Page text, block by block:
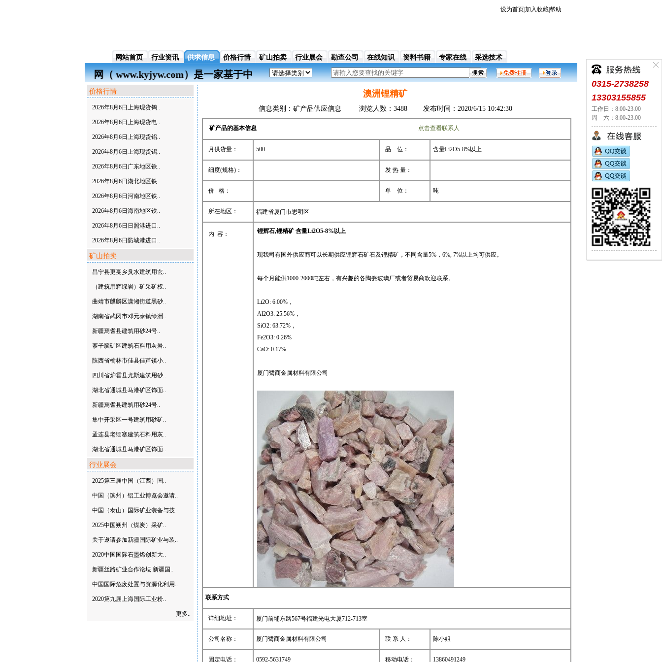
设为首页加入收藏帮助
网站首页 行业资讯 供求信息 价格行情 矿山拍卖 行业展会 勘查公司 在线知识 资料书籍 专家在线 采选技术
矿业交易网（ www.kyjyw.com）是一家基于中国矿业交易、买卖行业的门户网站，它面向各地拥有矿业和对矿业感兴趣的用户，提供了信息
价格行情
2026年8月6日上海现货钨..
2026年8月6日上海现货电..
2026年8月6日上海现货铝..
2026年8月6日上海现货锡..
2026年8月6日广东地区铁..
2026年8月6日湖北地区铁..
2026年8月6日河南地区铁..
2026年8月6日海南地区铁..
2026年8月6日日照港进口..
2026年8月6日防城港进口..
矿山拍卖
昌宁县更戛乡臭水建筑用玄..
（建筑用辉绿岩）矿采矿权..
曲靖市麒麟区潇湘街道黑砂..
湖南省武冈市邓元泰镇绿洲..
新疆焉耆县建筑用砂24号..
寨子脑矿区建筑石料用灰岩..
陕西省榆林市佳县佳芦镇小..
四川省炉霍县尤斯建筑用砂..
湖北省通城县马港矿区饰面..
新疆焉耆县建筑用砂24号..
集中开采区一号建筑用砂矿..
孟连县老缅寨建筑石料用灰..
湖北省通城县马港矿区饰面..
行业展会
2025第三届中国（江西）国..
中国（滨州）铝工业博览会邀请..
中国（泰山）国际矿业装备与技..
2025中国朔州（煤炭）采矿..
关于邀请参加新疆国际矿业与装..
2020中国国际石墨烯创新大..
新疆丝路矿业合作论坛 新疆国..
中国国际危废处置与资源化利用..
2020第九届上海国际工业粉..
更多..
澳洲锂精矿
信息类别：矿产品供应信息 浏览人数：3488 发布时间：2020/6/15 10:42:30
点击查看联系人
矿产品的基本信息
月供货量： 500 品 位： 含量Li2O5-8%以上
细度(规格)： 发 热 量：
价 格： 单 位： 吨
所在地区： 福建省厦门市思明区
内 容： 锂辉石,锂精矿 含量Li2O5-8%以上
现我司有国外供应商可以长期供应锂辉石矿石及锂精矿，不同含量5% ， 6%, 7%以上均可供应。
每个月能供1000-2000吨左右，有兴趣的各陶瓷玻璃厂或者贸易商欢迎联系。
Li2O: 6.00% ，
Al2O3: 25.56% ，
SiO2: 63.72% ，
Fe2O3: 0.26%
CaO: 0.17%
厦门鹭商金属材料有限公司
联系方式
详细地址： 厦门前埔东路567号福建光电大厦712-713室
公司名称： 厦门鹭商金属材料有限公司 联 系 人： 陈小姐
固定电话： 0592-5631749 移动电话： 13860491249
0315-2738258
13303155855
工作日：8:00-23:00
周 六：8:00-23:00